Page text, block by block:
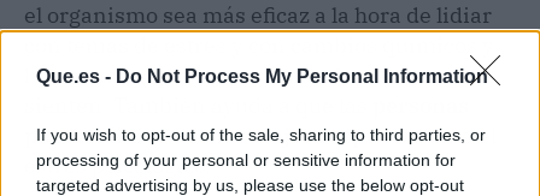
Que.es - Do Not Process My Personal Information
If you wish to opt-out of the sale, sharing to third parties, or
processing of your personal or sensitive information for
targeted advertising by us, please use the below opt-out
el organismo sea más eficaz a la hora de lidiar
hormonales que las personas depresivas
puedan lidiar o tener mejor respuestaante el
estrés psicológico.